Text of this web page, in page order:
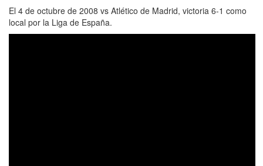
El 4 de octubre de 2008 vs Atlético de Madrid, victoria 6-1 como
local por la Liga de España.